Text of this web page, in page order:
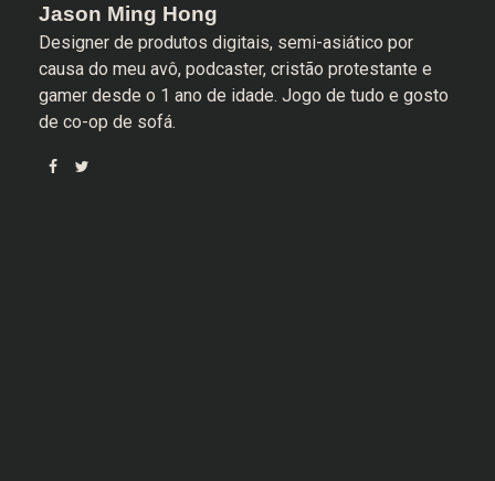
Jason Ming Hong
Designer de produtos digitais, semi-asiático por
causa do meu avô, podcaster, cristão protestante e
gamer desde o 1 ano de idade. Jogo de tudo e gosto
de co-op de sofá.